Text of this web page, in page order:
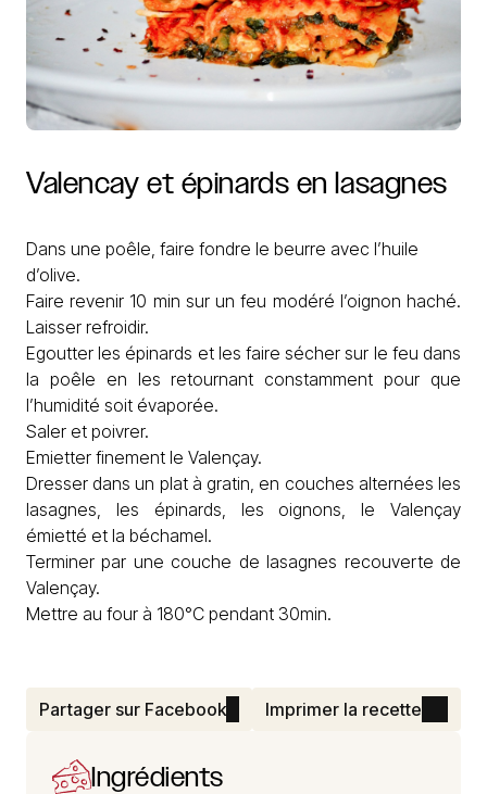
Valencay et épinards en lasagnes
Dans une poêle, faire fondre le beurre avec l’huile
d’olive.
Faire revenir 10 min sur un feu modéré l’oignon haché.
Laisser refroidir.
Egoutter les épinards et les faire sécher sur le feu dans
la poêle en les retournant constamment pour que
l’humidité soit évaporée.
Saler et poivrer.
Emietter finement le Valençay.
Dresser dans un plat à gratin, en couches alternées les
lasagnes, les épinards, les oignons, le Valençay
émietté et la béchamel.
Terminer par une couche de lasagnes recouverte de
Valençay.
Mettre au four à 180°C pendant 30min.
Partager sur Facebook Imprimer la recette
Ingrédients